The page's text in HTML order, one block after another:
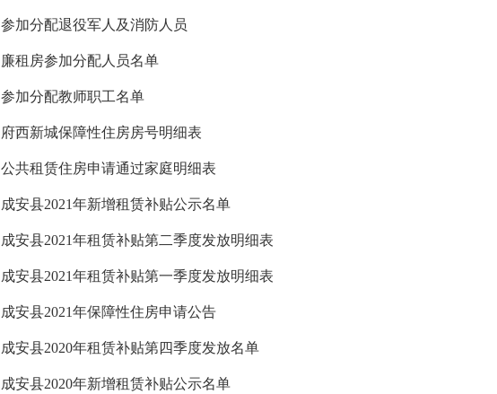
参加分配退役军人及消防人员
廉租房参加分配人员名单
参加分配教师职工名单
府西新城保障性住房房号明细表
公共租赁住房申请通过家庭明细表
成安县2021年新增租赁补贴公示名单
成安县2021年租赁补贴第二季度发放明细表
成安县2021年租赁补贴第一季度发放明细表
成安县2021年保障性住房申请公告
成安县2020年租赁补贴第四季度发放名单
成安县2020年新增租赁补贴公示名单